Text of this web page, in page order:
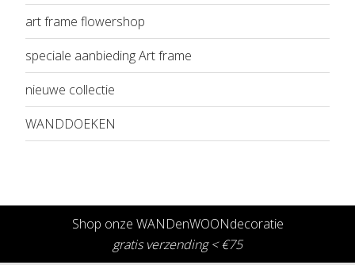
art frame flowershop
speciale aanbieding Art frame
nieuwe collectie
WANDDOEKEN
Shop onze WANDenWOONdecoratie
gratis verzending < €75